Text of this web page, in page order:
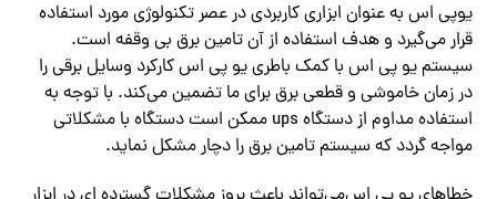
یوپی اس‌‌ به عنوان ابزاری کاربردی در عصر تکنولوژی مورد استفاده
قرار‌ می‌گیرد و هدف استفاده از آن تامین برق بی وقفه است.
سیستم یو پی اس با کمک باطری یو پی اس کارکرد وسایل برقی را
در زمان خاموشی و قطعی برق برای ما تضمین‌ می‌کند. با توجه به
استفاده مداوم از دستگاه ups ممکن است دستگاه با مشکلاتی
مواجه گردد که سیستم تامین برق را دچار مشکل نماید.